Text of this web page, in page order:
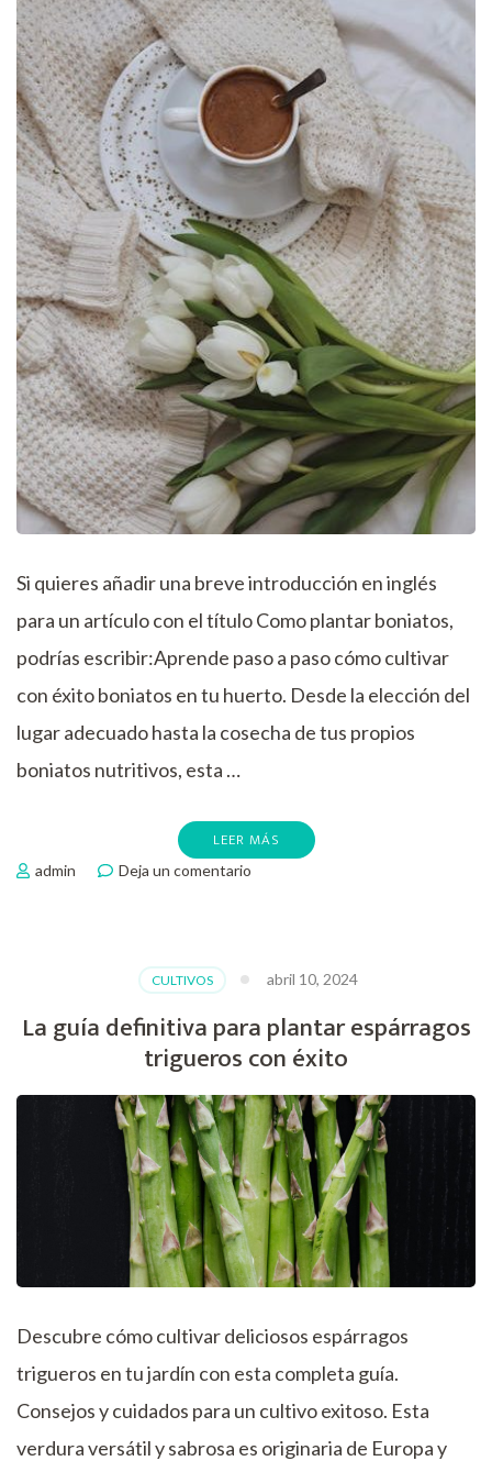
Si quieres añadir una breve introducción en inglés
para un artículo con el título Como plantar boniatos,
podrías escribir:Aprende paso a paso cómo cultivar
con éxito boniatos en tu huerto. Desde la elección del
lugar adecuado hasta la cosecha de tus propios
boniatos nutritivos, esta …
LEER MÁS
admin Deja un comentario
CULTIVOS abril 10, 2024
La guía definitiva para plantar espárragos
trigueros con éxito
Descubre cómo cultivar deliciosos espárragos
trigueros en tu jardín con esta completa guía.
Consejos y cuidados para un cultivo exitoso. Esta
verdura versátil y sabrosa es originaria de Europa y